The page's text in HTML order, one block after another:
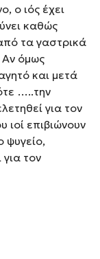
ο ιός έχει
καθώς
τα γαστρικά
Αν όμως
και μετά
…..την
για τον
ιοί επιβιώνουν
ψυγείο,
για τον